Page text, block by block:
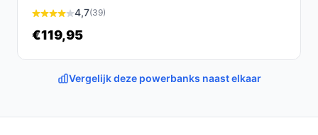
bij jouw behoeften!
4,7(39)
€119,95
Vergelijk deze powerbanks naast elkaar